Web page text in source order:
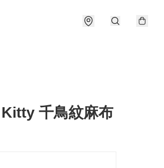
千鳥紋麻布